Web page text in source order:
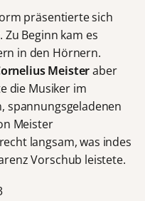
präsentierte sich
. Zu Beginn kam es
in den Hörnern.
Meisteraber
die Musiker im
spannungsgeladenen
Meister
langsam, was indes
Vorschub leistete.